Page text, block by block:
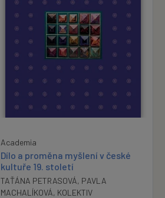
Academia
Dílo a proměna myšlení v české
kultuře 19. století
TAŤÁNA PETRASOVÁ, PAVLA
MACHALÍKOVÁ, KOLEKTIV